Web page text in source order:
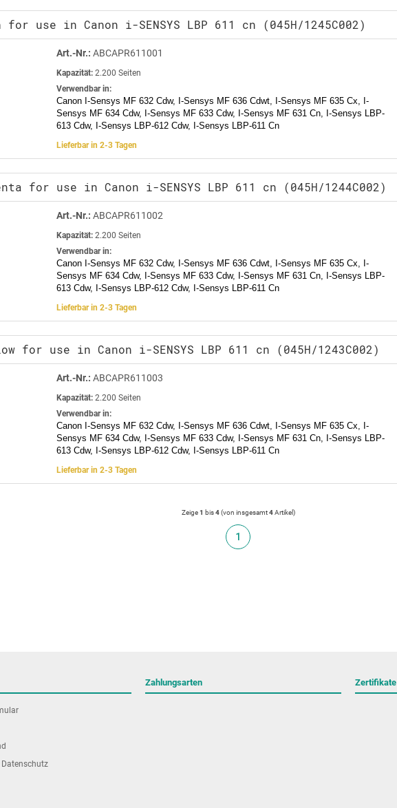
for use in Canon i-SENSYS LBP 611 cn (045H/1245C002)
Art.-Nr.: ABCAPR611001
Kapazität: 2.200 Seiten
Verwendbar in:
Canon I-Sensys MF 632 Cdw, I-Sensys MF 636 Cdwt, I-Sensys MF 635 Cx, I-
Sensys MF 634 Cdw, I-Sensys MF 633 Cdw, I-Sensys MF 631 Cn, I-Sensys LBP-
613 Cdw, I-Sensys LBP-612 Cdw, I-Sensys LBP-611 Cn
Lieferbar in 2-3 Tagen
for use in Canon i-SENSYS LBP 611 cn (045H/1244C002)
Art.-Nr.: ABCAPR611002
Kapazität: 2.200 Seiten
Verwendbar in:
Canon I-Sensys MF 632 Cdw, I-Sensys MF 636 Cdwt, I-Sensys MF 635 Cx, I-
Sensys MF 634 Cdw, I-Sensys MF 633 Cdw, I-Sensys MF 631 Cn, I-Sensys LBP-
613 Cdw, I-Sensys LBP-612 Cdw, I-Sensys LBP-611 Cn
Lieferbar in 2-3 Tagen
for use in Canon i-SENSYS LBP 611 cn (045H/1243C002)
Art.-Nr.: ABCAPR611003
Kapazität: 2.200 Seiten
Verwendbar in:
Canon I-Sensys MF 632 Cdw, I-Sensys MF 636 Cdwt, I-Sensys MF 635 Cx, I-
Sensys MF 634 Cdw, I-Sensys MF 633 Cdw, I-Sensys MF 631 Cn, I-Sensys LBP-
613 Cdw, I-Sensys LBP-612 Cdw, I-Sensys LBP-611 Cn
Lieferbar in 2-3 Tagen
Zeige1 bis4(von insgesamt4Artikel)
1
Zahlungsarten Zertifikate